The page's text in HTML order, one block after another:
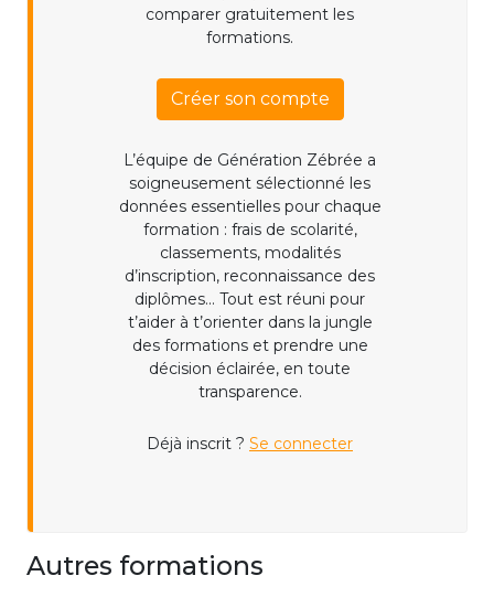
comparer gratuitement les
formations.
Créer son compte
L’équipe de Génération Zébrée a
soigneusement sélectionné les
données essentielles pour chaque
formation : frais de scolarité,
classements, modalités
d’inscription, reconnaissance des
diplômes... Tout est réuni pour
t’aider à t’orienter dans la jungle
des formations et prendre une
décision éclairée, en toute
transparence.
Déjà inscrit ? Se connecter
Autres formations